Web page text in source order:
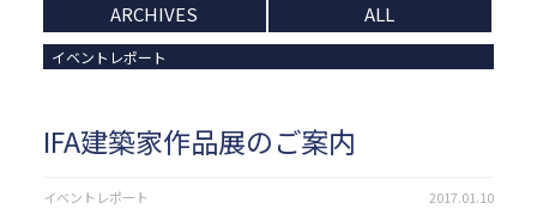
ARCHIVES ALL
イベントレポート
IFA建築家作品展のご案内
イベントレポート 2017.01.10